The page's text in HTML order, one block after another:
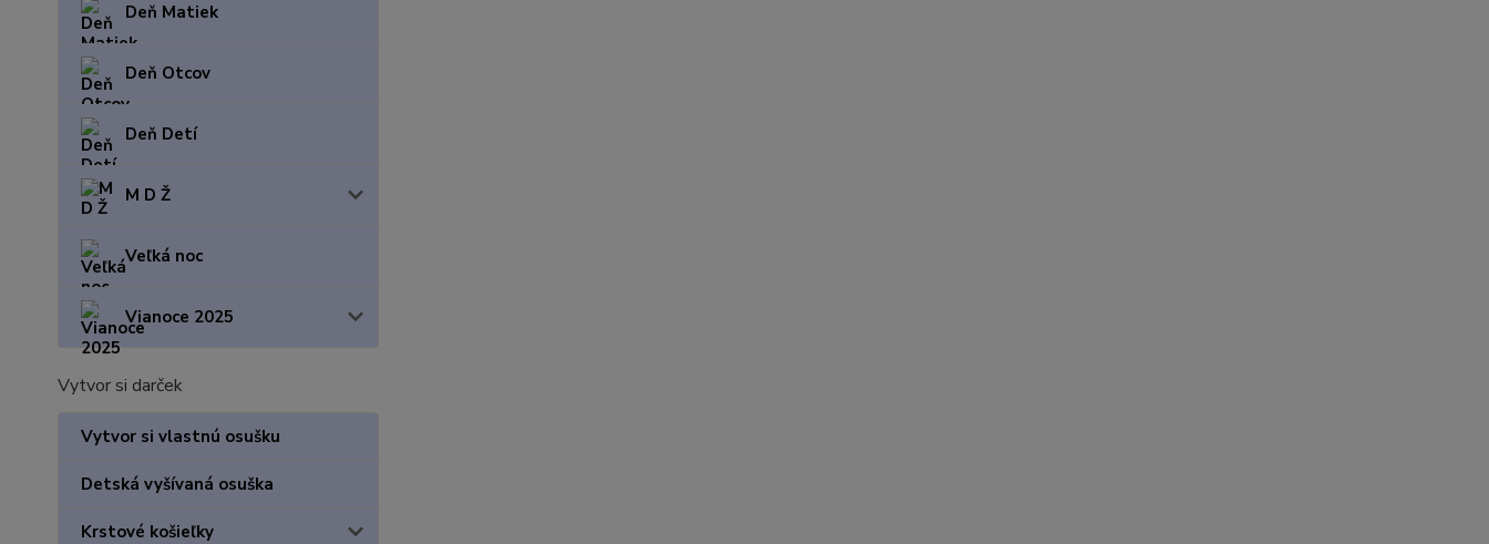
Deň Matiek
Deň Otcov
Deň Detí
M D Ž
Veľká noc
Vianoce 2025
Vytvor si darček
Vytvor si vlastnú osušku
Detská vyšívaná osuška
Krstové košieľky